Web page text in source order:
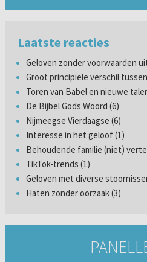
Laatste reacties
Geloven zonder voorwaarden
Groot principiële verschil tussen
Toren van Babel en nieuwe
De Bijbel Gods Woord (6)
Nijmeegse Vierdaagse (6)
Interesse in het geloof (1)
Behoudende familie (niet)
TikTok-trends (1)
Geloven met diverse
Haten zonder oorzaak (3)